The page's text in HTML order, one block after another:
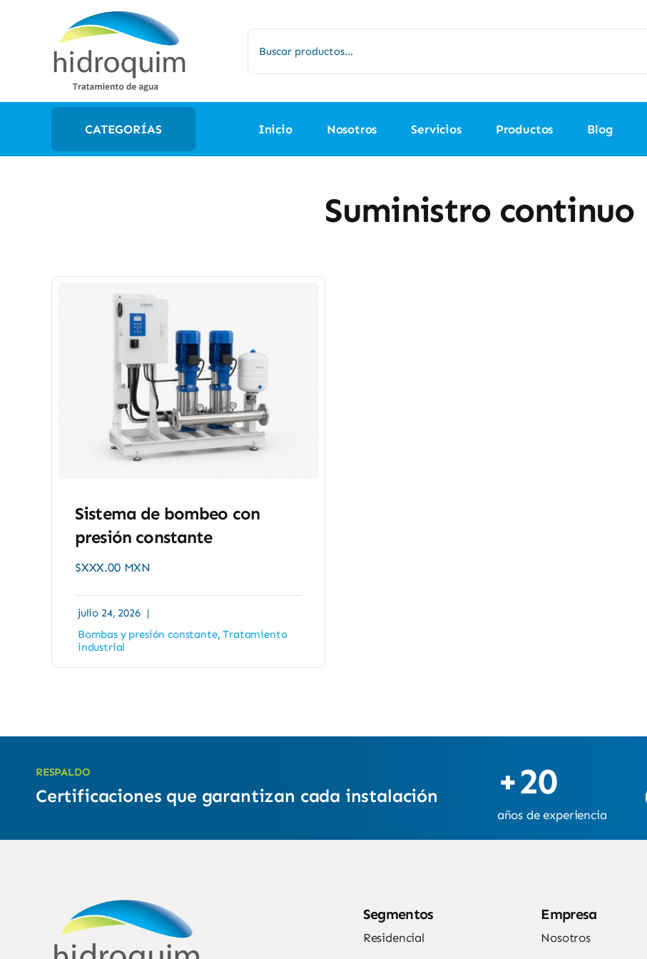
contenido
CATEGORÍAS Inicio Nosotros Servicios Productos Blog
Suministro continuo
Sistema de bombeo con
presión constante
$XXX.00 MXN
julio 24, 2026 |
Bombas y presión constante,Tratamiento
industrial
RESPALDO
Certificaciones que garantizan cada instalación +20
años de experiencia
Segmentos
Residencial
Empresa
Nosotros